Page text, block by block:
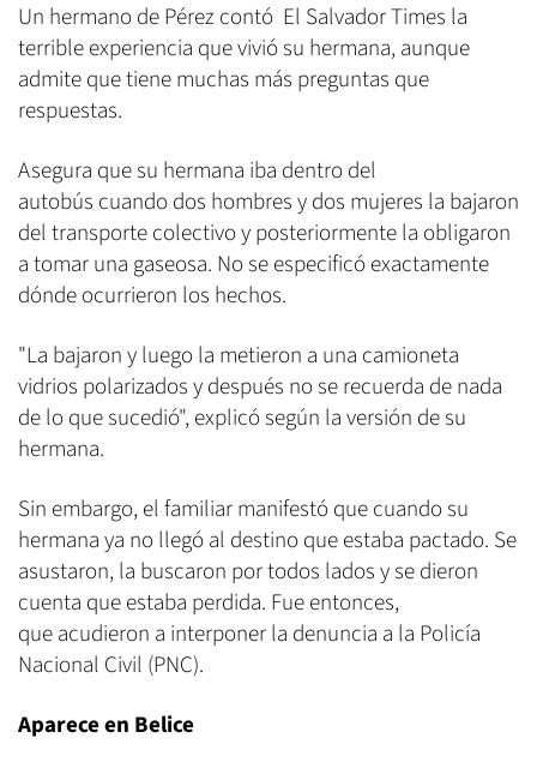
Un hermano de Pérez contó El Salvador Times la
terrible experiencia que vivió su hermana, aunque
admite que tiene muchas más preguntas que
respuestas.
Asegura que su hermana iba dentro del
autobús cuando dos hombres y dos mujeres la bajaron
del transporte colectivo y posteriormente la obligaron
a tomar una gaseosa. No se especificó exactamente
dónde ocurrieron los hechos.
"La bajaron y luego la metieron a una camioneta
vidrios polarizados y después no se recuerda de nada
de lo que sucedió", explicó según la versión de su
hermana.
Sin embargo, el familiar manifestó que cuando su
hermana ya no llegó al destino que estaba pactado. Se
asustaron, la buscaron por todos lados y se dieron
cuenta que estaba perdida. Fue entonces,
que acudieron a interponer la denuncia a la Policía
Nacional Civil (PNC).
Aparece en Belice